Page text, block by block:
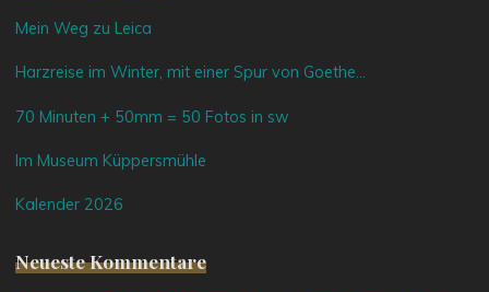
Mein Weg zu Leica
Harzreise im Winter, mit einer Spur von Goethe…
70 Minuten + 50mm = 50 Fotos in sw
Im Museum Küppersmühle
Kalender 2026
Neueste Kommentare